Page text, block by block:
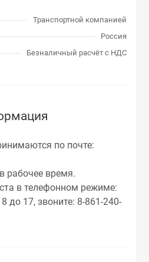
Транспортной компанией
Россия
Безналичный расчёт с НДС
по почте:
рабочее время.
в телефонном режиме:
до 17, звоните: 8-861-240-